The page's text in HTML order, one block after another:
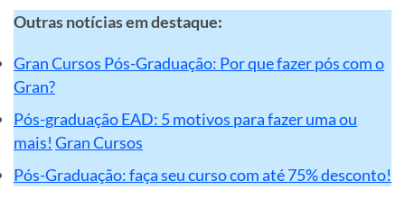
Outras notícias em destaque:
Gran Cursos Pós-Graduação: Por que fazer pós com o
Gran?
Pós-graduação EAD: 5 motivos para fazer uma ou
mais! Gran Cursos
Pós-Graduação: faça seu curso com até 75% desconto!